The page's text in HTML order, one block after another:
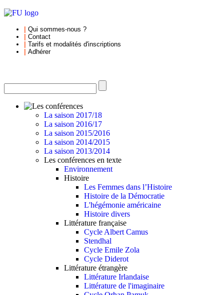
Qui sommes-nous ?
Contact
Tarifs et modalités d'inscriptions
Adhérer
La saison 2017/18
La saison 2016/17
La saison 2015/2016
La saison 2014/2015
La saison 2013/2014
Les conférences en texte
Environnement
Histoire
Les Femmes dans l’Histoire
Histoire de la Démocratie
L'hégémonie américaine
Histoire divers
Littérature française
Cycle Albert Camus
Stendhal
Cycle Emile Zola
Cycle Diderot
Littérature étrangère
Littérature Irlandaise
Littérature de l'imaginaire